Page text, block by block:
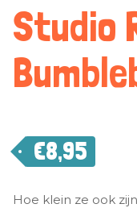
Studio
€8,95
Hoe klein ze ook